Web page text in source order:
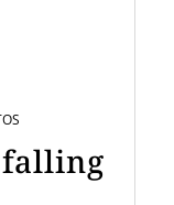
falling